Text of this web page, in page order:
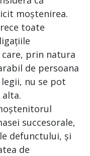
moștenirea.
toate
prin natura
de persoana
nu se pot
succesorale,
defunctului, și
de